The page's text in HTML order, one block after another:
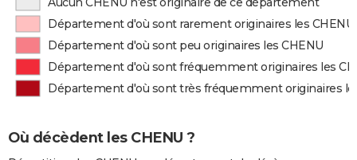
Département d'où sont rarement originaires les CHENU
Département d'où sont peu originaires les CHENU
Département d'où sont fréquemment originaires les
Département d'où sont très fréquemment originaires
Où décèdent les CHENU ?